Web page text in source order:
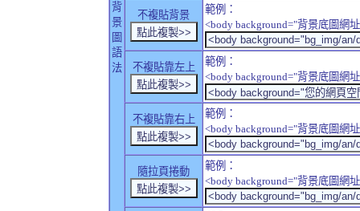
背
景
圖
語
法
不複貼背景
範例：
<body background="背景底圖網
不複貼靠左上
範例：
<body background="背景底圖網
不複貼靠右上
範例：
<body background="背景底圖網
隨拉頁捲動
範例：
<body background="背景底圖網